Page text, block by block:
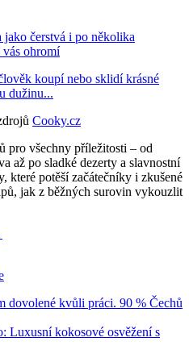
jako čerstvá i po několika
ohromí
koupí nebo sklidí krásné
dužinu...
Cooky.cz
pro všechny příležitosti – od
až po sladké dezerty a slavnostní
které potěší začátečníky i zkušené
jak z běžných surovin vykouzlit
dovolené kvůli práci. 90 % Čechů
Luxusní kokosové osvěžení s